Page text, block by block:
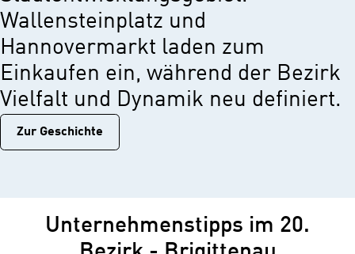
Wallensteinplatz und
Hannovermarkt laden zum
Einkaufen ein, während der Bezirk
Vielfalt und Dynamik neu definiert.
Zur Geschichtе
Unternehmenstipps im 20.